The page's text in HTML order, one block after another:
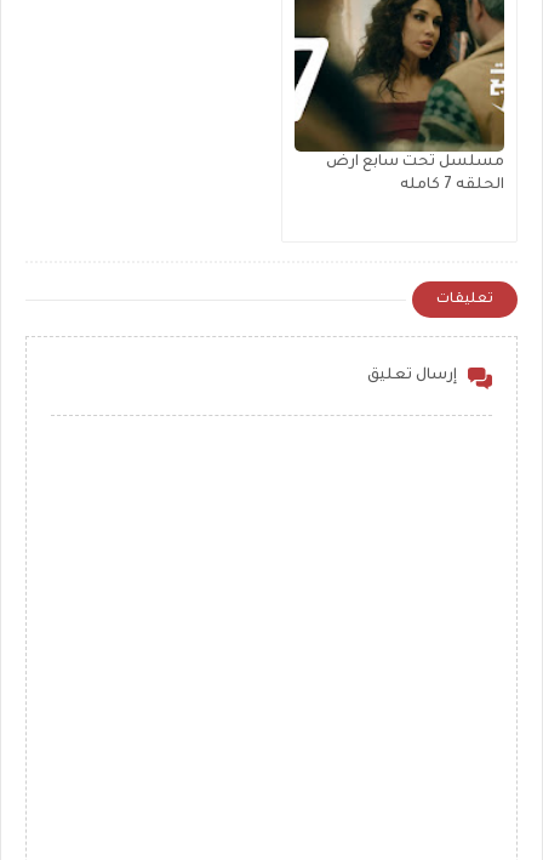
مسلسل تحت سابع ارض
الحلقه 7 كامله
تعليقات
إرسال تعليق